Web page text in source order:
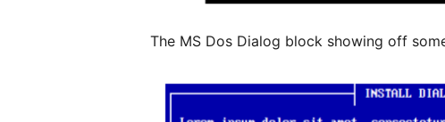
The MS Dos Dialog block showing off